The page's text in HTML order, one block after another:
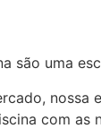
são uma
nossa
com as